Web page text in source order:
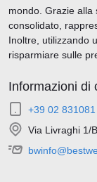
mondo. Grazie alla
consolidato,
Inoltre, utilizzando
risparmiare sulle
Informazioni di
+39 02 831081
Via Livraghi 1/